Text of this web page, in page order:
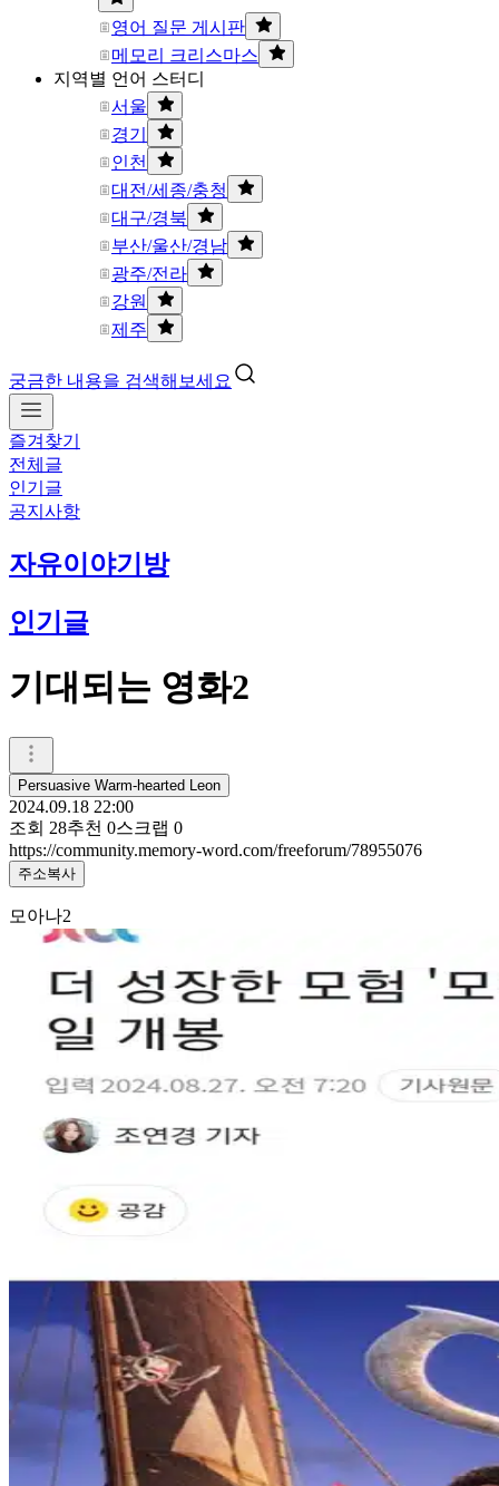
영어 질문 게시판
메모리 크리스마스
지역별 언어 스터디
서울
경기
인천
대전/세종/충청
대구/경북
부산/울산/경남
광주/전라
강원
제주
궁금한 내용을 검색해보세요
즐겨찾기
전체글
인기글
공지사항
자유이야기방
인기글
기대되는 영화2
Persuasive Warm-hearted Leon
2024.09.18 22:00
조회 28추천 0스크랩 0
https://community.memory-word.com/freeforum/78955076
주소복사
모아나2